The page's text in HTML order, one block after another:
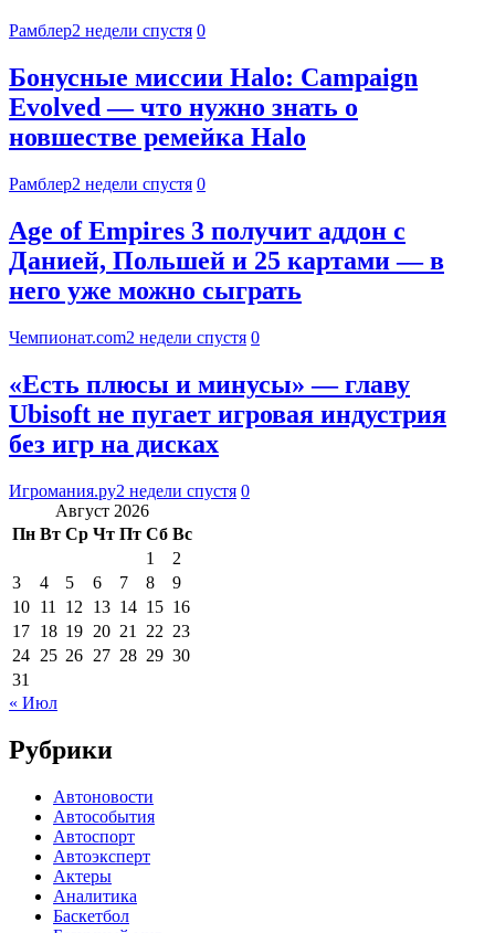
Рамблер2 недели спустя 0
Бонусные миссии Halo: Campaign
Evolved — что нужно знать о
новшестве ремейка Halo
Рамблер2 недели спустя 0
Age of Empires 3 получит аддон с
Данией, Польшей и 25 картами — в
него уже можно сыграть
Чемпионат.com2 недели спустя 0
«Есть плюсы и минусы» — главу
Ubisoft не пугает игровая индустрия
без игр на дисках
Игромания.ру2 недели спустя 0
Август 2026
Пн Вт Ср Чт Пт Сб Вс
1
2
3
4 5 6 7 8
9
10 11 12 13 14 15 16
17 18 19 20 21 22 23
24 25 26 27 28 29 30
31
« Июл
Рубрики
Автоновости
Автособытия
Автоспорт
Автоэксперт
Актеры
Аналитика
Баскетбол